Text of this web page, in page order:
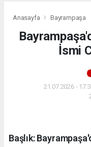
Anasayfa Bayrampaşa
İsmi
21.07.2026 -
Başlık: